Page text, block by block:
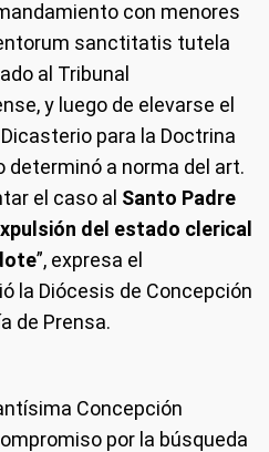
con menores
sanctitatis tutela
al Tribunal
y luego de elevarse el
para la Doctrina
determinó a norma del art.
el caso al Santo Padre
del estado clerical
”, expresa el
la Diócesis de Concepción
de Prensa.
Concepción
por la búsqueda